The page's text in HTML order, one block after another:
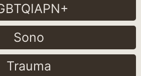
Sono
Trauma